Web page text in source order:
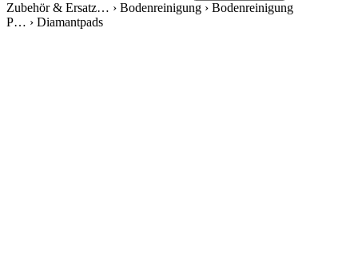
Zubehör & Ersatz… › Bodenreinigung › Bodenreinigung
P… › Diamantpads